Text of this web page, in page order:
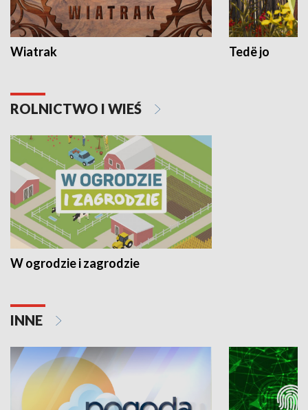
Wiatrak Tedë jo
ROLNICTWO I WIEŚ
W ogrodzie i zagrodzie
INNE